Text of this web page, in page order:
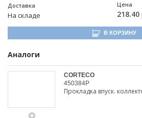
Доставка
На складе
Цена
218.40
В КОРЗИНУ
Аналоги
CORTECO
450384P
Прокладка впуск.